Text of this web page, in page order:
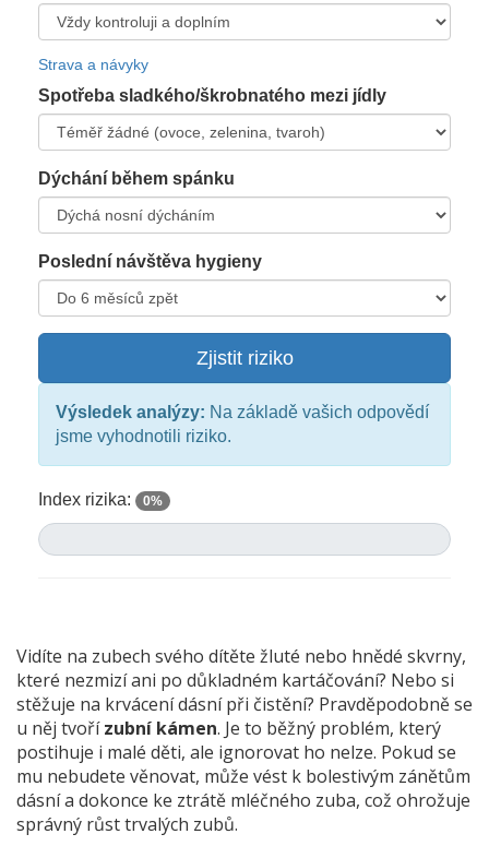
Strava a návyky
Spotřeba sladkého/škrobnatého mezi jídly
Dýchání během spánku
Poslední návštěva hygieny
Zjistit riziko
Výsledek analýzy: Na základě vašich odpovědí
jsme vyhodnotili riziko.
Index rizika: 0%
Vidíte na zubech svého dítěte žluté nebo hnědé skvrny,
které nezmizí ani po důkladném kartáčování? Nebo si
stěžuje na krvácení dásní při čistění? Pravděpodobně se
u něj tvořízubní kámen. Je to běžný problém, který
postihuje i malé děti, ale ignorovat ho nelze. Pokud se
mu nebudete věnovat, může vést k bolestivým zánětům
dásní a dokonce ke ztrátě mléčného zuba, což ohrožuje
správný růst trvalých zubů.